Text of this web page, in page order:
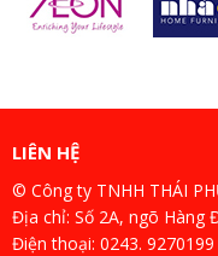
LIÊN HỆ
© Công ty TNHH THÁI
Địa chỉ: Số 2A, ngõ Hàng
Điện thoại: 0243. 9270199